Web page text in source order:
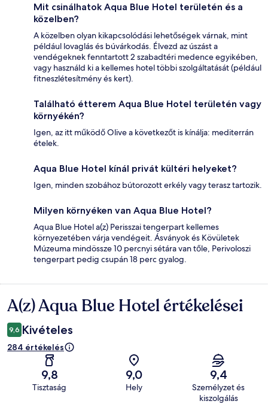
Mit csinálhatok Aqua Blue Hotel területén és a
közelben?
A közelben olyan kikapcsolódási lehetőségek várnak, mint
például lovaglás és búvárkodás. Élvezd az úszást a
vendégeknek fenntartott 2 szabadtéri medence egyikében,
vagy használd ki a kellemes hotel többi szolgáltatását (például
fitneszlétesítmény és kert).
Található étterem Aqua Blue Hotel területén vagy
környékén?
Igen, az itt működő Olive a következőt is kínálja: mediterrán
ételek.
Aqua Blue Hotel kínál privát kültéri helyeket?
Igen, minden szobához bútorozott erkély vagy terasz tartozik.
Milyen környéken van Aqua Blue Hotel?
Aqua Blue Hotel a(z) Perisszai tengerpart kellemes
környezetében várja vendégeit. Ásványok és Kövületek
Múzeuma mindössze 10 percnyi sétára van tőle, Perivoloszi
tengerpart pedig csupán 18 perc gyalog.
Értékelések
A(z) Aqua Blue Hotel értékelései
9,6 Kivételes
284 értékelés
9,8
Tisztaság
9,0
Hely
9,4
Személyzet és
kiszolgálás